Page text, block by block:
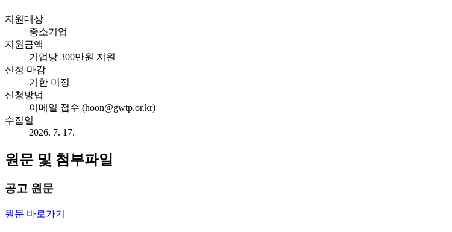
지원대상
중소기업
지원금액
기업당 300만원 지원
신청 마감
기한 미정
신청방법
이메일 접수 (hoon@gwtp.or.kr)
수집일
2026. 7. 17.
원문 및 첨부파일
공고 원문
원문 바로가기